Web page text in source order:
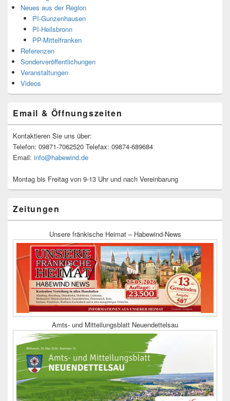
Neues aus der Region
PI-Gunzenhausen
PI-Heilsbronn
PP-Mittelfranken
Referenzen
Sonderveröffentlichungen
Veranstaltungen
Videos
Email & Öffnungszeiten
Kontaktieren Sie uns über:
Telefon: 09871-7062520 Telefax: 09874-689684
Email: info@habewind.de
Montag bis Freitag von 9-13 Uhr und nach Vereinbarung
Zeitungen
Unsere fränkische Heimat – Habewind-News
Amts- und Mitteilungsblatt Neuendettelsau